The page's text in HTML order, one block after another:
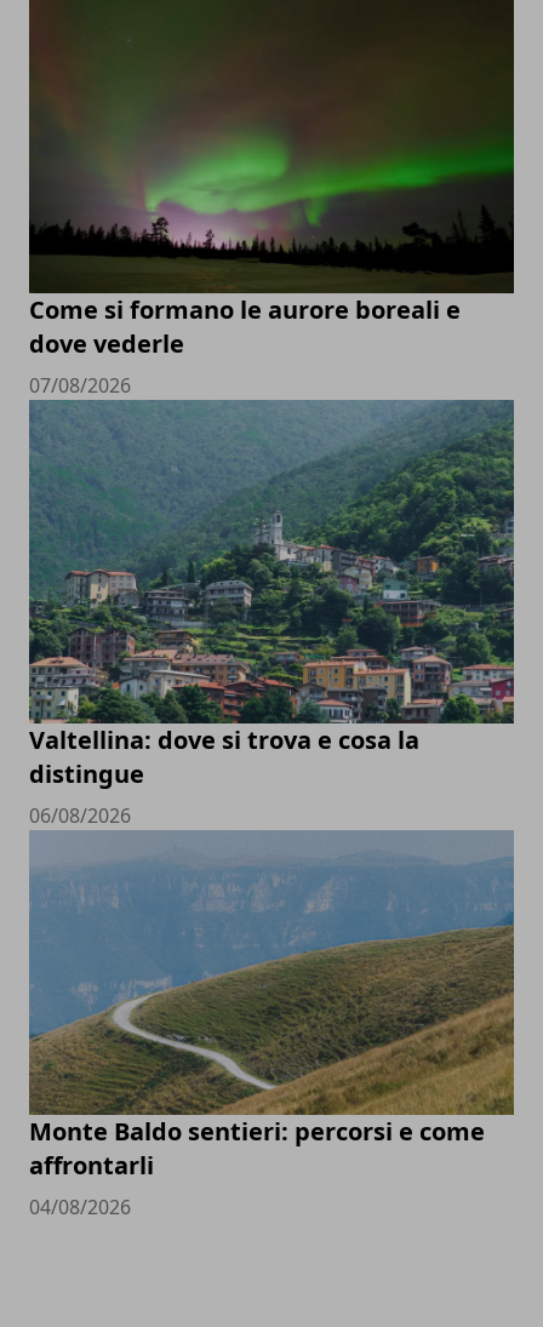
Come si formano le aurore boreali e
dove vederle
07/08/2026
Valtellina: dove si trova e cosa la
distingue
06/08/2026
Monte Baldo sentieri: percorsi e come
affrontarli
04/08/2026